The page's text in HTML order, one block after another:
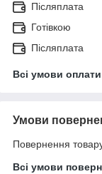
Післяплата
Готівкою
Післяплата
Всі умови оплати
Умови
Повернення
Всі умови